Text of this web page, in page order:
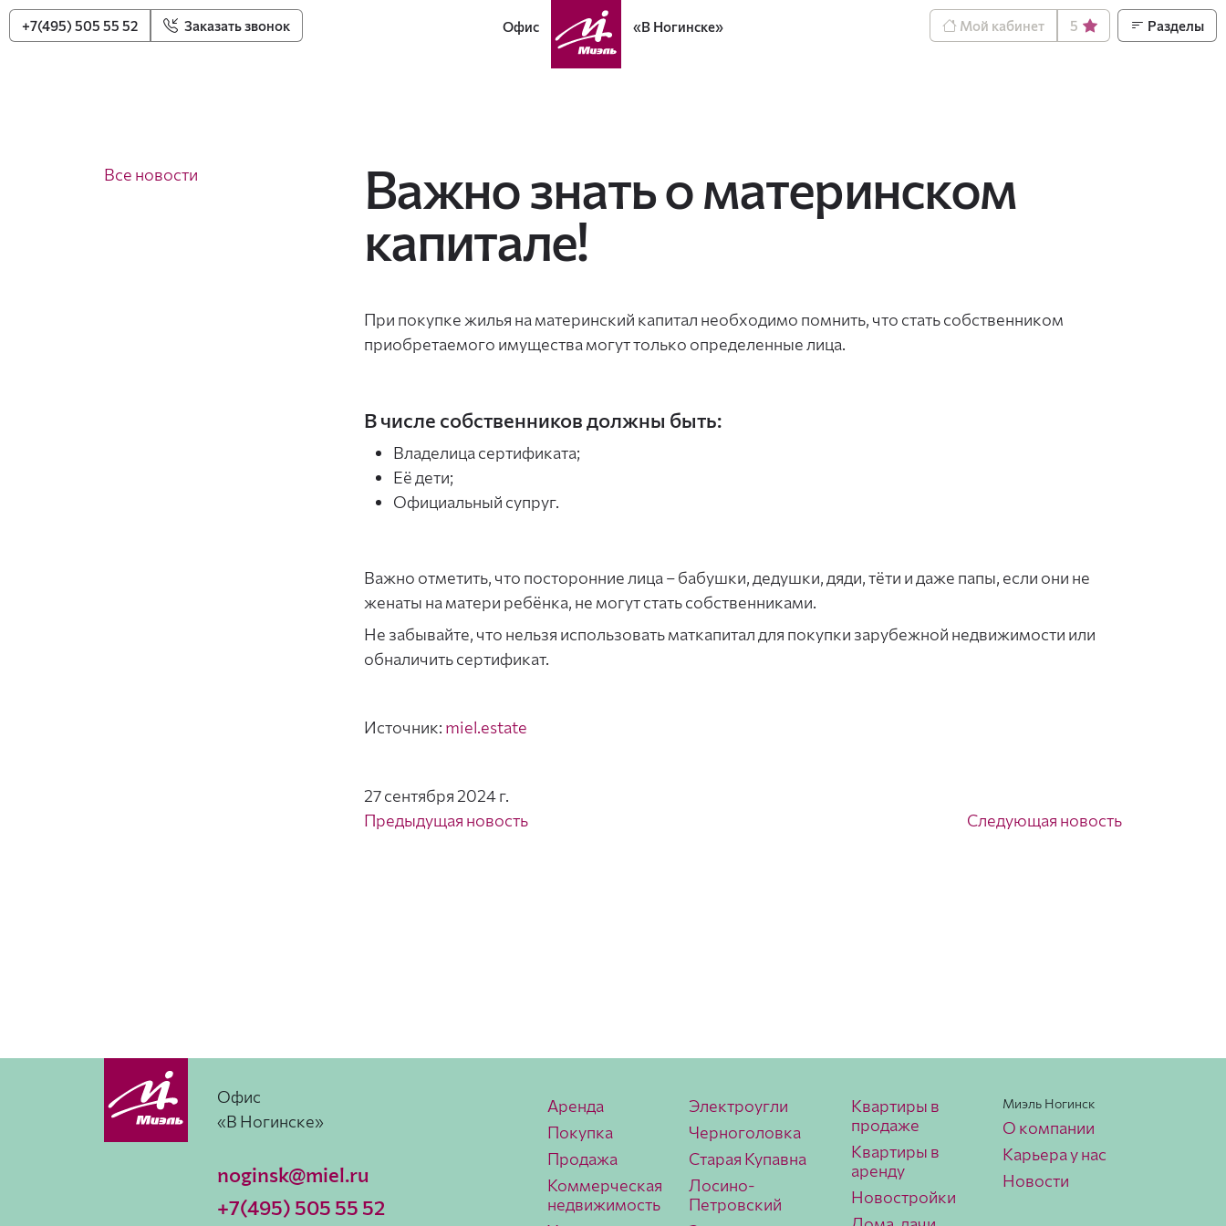
+7(495) 505 55 52 Заказать звонок Мой кабинет 5 Разделы
Офис «В Ногинске»
Все новости
Важно знать о материнском
капитале!
При покупке жилья на материнский капитал необходимо помнить, что стать собственником
приобретаемого имущества могут только определенные лица.
В числе собственников должны быть:
Владелица сертификата;
Её дети;
Официальный супруг.
Важно отметить, что посторонние лица – бабушки, дедушки, дяди, тёти и даже папы, если они не
женаты на матери ребёнка, не могут стать собственниками.
Не забывайте, что нельзя использовать маткапитал для покупки зарубежной недвижимости или
обналичить сертификат.
Источник: miel.estate
27 сентября 2024 г.
Предыдущая новость
Следующая новость
Офис
«В Ногинске»
noginsk@miel.ru
+7(495) 505 55 52
Аренда
Покупка
Продажа
Коммерческая
недвижимость
Электроугли
Черноголовка
Старая Купавна
Лосино-
Петровский
Квартиры в
продаже
Квартиры в
аренду
Новостройки
Миэль Ногинск
О компании
Карьера у нас
Новости